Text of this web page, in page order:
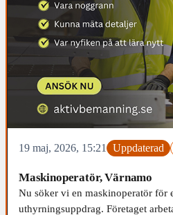
19 maj, 2026, 15:21 Uppdaterad
Maskinoperatör, Värnamo
Nu söker vi en maskinoperatör för
uthyrningsuppdrag. Företaget